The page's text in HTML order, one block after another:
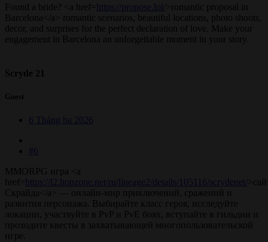
Found a bride? <a href=
https://propose.lol/
>romantic proposal in
Barcelona</a> romantic scenarios, beautiful locations, photo shoots,
decor, and surprises for the perfect declaration of love. Make your
engagement in Barcelona an unforgettable moment in your story.
Scryde 21
Guest
6 Tháng ba 2026
#6
MMORPG игра <a
href=
https://l2.hopzone.net/ru/lineage2/details/105116/scrydenet/
Скрайда</a> — онлайн-мир приключений, сражений и
развития персонажа. Выбирайте класс героя, исследуйте
локации, участвуйте в PvP и PvE боях, вступайте в гильдии и
проходите квесты в захватывающей многопользовательской
игре.